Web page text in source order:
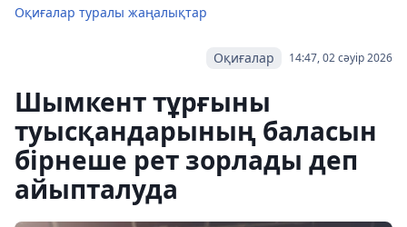
Оқиғалар туралы жаңалықтар
14:47, 02 сәуір 2026
Оқиғалар
Шымкент тұрғыны
туысқандарының баласын
бірнеше рет зорлады деп
айыпталуда